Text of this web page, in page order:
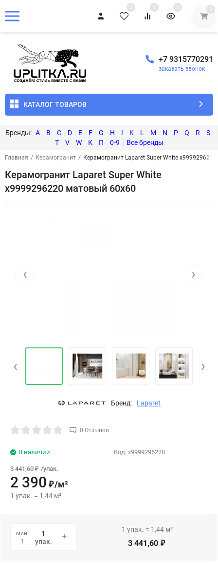
0 0 0 0
+7 9315770291
заказать звонок
КАТАЛОГ ТОВАРОВ
A B C D E F G H I K L M N P Q R
S
T
V W К П 0-9
Главная / Керамогранит / Керамогранит Laparet Super White
Керамогранит Laparet Super White
х9999296220 матовый 60х60
‹ ›
‹ ›
Бренд: Laparet
0 Отзывов
Код: х9999296220
В наличии
3 441,60 ₽ /упак.
2 390 ₽/м²
1 упак. = 1,44 м²
мин.
1
упак.
1 упак. = 1,44 м²
3 441,60 ₽